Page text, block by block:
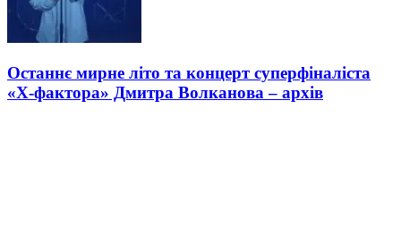
Останнє мирне літо та концерт суперфіналіста
«Х-фактора» Дмитра Волканова – архів